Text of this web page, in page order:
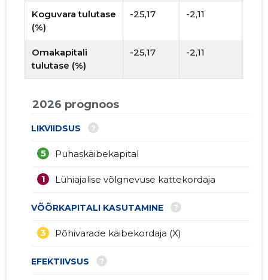
Koguvara tulutase
(%)
-25,17 -2,11
Omakapitali
tulutase (%)
-25,17 -2,11
2026 prognoos
LIKVIIDSUS ?
Puhaskäibekapital
5
Lühiajalise võlgnevuse kattekordaja
1
VÕÕRKAPITALI KASUTAMINE ?
Põhivarade käibekordaja (X)
3
EFEKTIIVSUS ?